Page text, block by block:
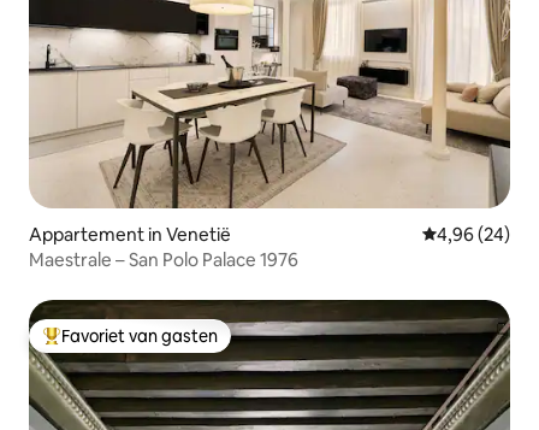
Appartement in Venetië Gemiddelde
4,96 (24)
Maestrale – San Polo Palace 1976
Topfavoriet van gasten
Favoriet van gasten